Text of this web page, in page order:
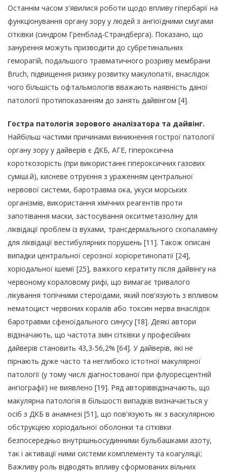
Останнім часом з'явилися роботи щодо впливу гіпербарії на
функціонування органу зору у людей з ангіоїдними смугами
сітківки (синдром Гренблад-Страндберга). Показано, що
занурення можуть призводити до субретинальних
геморагій, подальшого травматичного розриву мембрани
Bruch, підвищення ризику розвитку макулопатії, внаслідок
чого більшість офтальмологів вважають наявність даної
патології протипоказанням до занять дайвінгом [4].
Гостра патологія зорового аналізатора та дайвінг.
Найбільш частими причинами виникнення гострої патології
органу зору у дайверів є ДКБ, АГЕ, гіпероксична
короткозорість (при використанні гіпероксичних газових
суміші.й), кисневе отруєння з ураженням центральної
нервової системи, баротравма ока, укуси морських
організмів, використання хімічних реагентів проти
запотівання маски, застосування окситметазоліну для
ліквідації проблем із вухами, трансдермального скопаламіну
для ліквідації вестибулярних порушень [11]. Також описані
випадки центральної серозної хоріоретинопатії [24],
хоріодальної ішемії [25], важкого кератиту після дайвінгу на
червоному кораловому рифі, що вимагає тривалого
лікування топічними стероїдами, який пов'язують з впливом
нематоцист червоних коралів або токсин нерва внаслідок
баротравми сфеноїдального синусу [18]. Деякі автори
відзначають, що частота змін сітківки у професійних
дайверів становить 43,3-56,2% [64]. У дайверів, які не
пірнають дуже часто та неглибоко істотної макулярної
патології (у тому числі діагностованої при флуоресцентній
ангіографії) не виявлено [19]. Ряд авторіввідзначають, що
макулярна патологія в більшості випадків визначається у
осіб з ДКБ в анамнезі [51], що пов'язують як з васкулярною
обструкцією хоріодальної оболонки та сітківки
безпосередньо внутрішньосудинними бульбашками азоту,
так і активації ними системи комплементу та коагуляції;
Важливу роль відводять впливу сформованих вільних